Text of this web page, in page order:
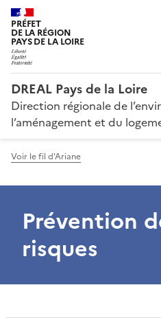
PRÉFET
DE LA RÉGION
PAYS DE LA LOIRE
DREAL Pays de la Loire
Direction régionale de
l’aménagement et du
Voir le fil d'Ariane
Prévention
risques